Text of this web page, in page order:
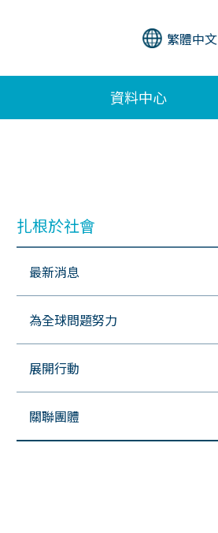
繁體中文
資料中心
扎根於社會
最新消息
為全球問題努力
展開行動
關聯團體